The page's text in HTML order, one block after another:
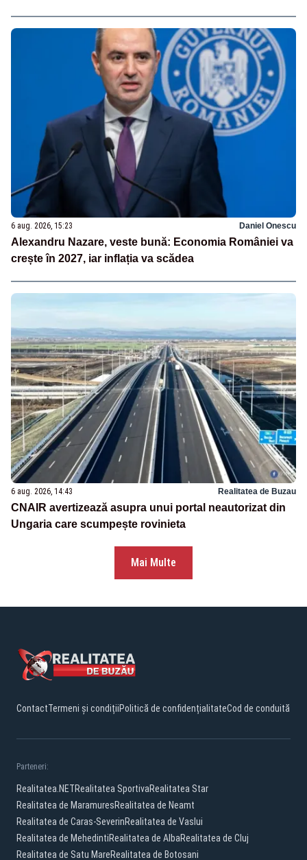
6 aug. 2026, 15:23 Daniel Onescu
Alexandru Nazare, veste bună: Economia României va
crește în 2027, iar inflația va scădea
6 aug. 2026, 14:43 Realitatea de Buzau
CNAIR avertizează asupra unui portal neautorizat din
Ungaria care scumpește rovinieta
Mai Multe
ContactTermeni și condițiiPolitică de confidențialitateCod de conduită
Parteneri:
Realitatea.NETRealitatea SportivaRealitatea Star
Realitatea de MaramuresRealitatea de Neamt
Realitatea de Caras-SeverinRealitatea de Vaslui
Realitatea de MehedintiRealitatea de AlbaRealitatea de Cluj
Realitatea de Satu MareRealitatea de Botosani